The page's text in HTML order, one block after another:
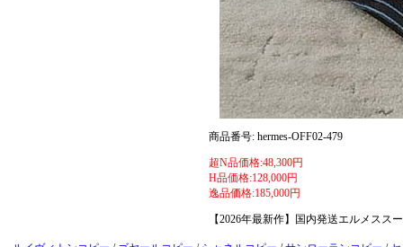
商品番号: hermes-OFF02-479
超N品価格:48,300円
H品価格:128,000円
逸品価格:185,000円
【2026年最新作】国内発送エルメスス